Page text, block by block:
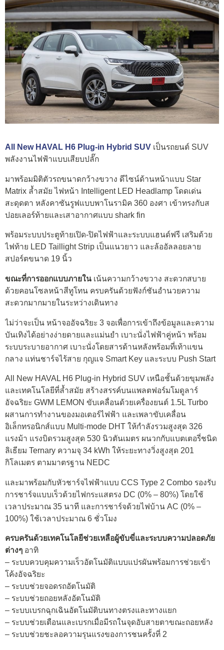
All New HAVAL H6 Plug-in Hybrid SUV เป็นรถยนต์ SUV
พลังงานไฟฟ้าแบบเสียบปลั๊ก
มาพร้อมมิติตัวรถขนาดกว้างขวาง ดีไซน์ด้านหน้าแบบ Star
Matrix ล้ำสมัย ไฟหน้า Intelligent LED Headlamp โดดเด่น
สะดุดตา หลังคาซันรูฟแบบพาโนรามิค 360 องศา เข้าทรงกับส
ปอยเลอร์ท้ายและเสาอากาศแบบ shark fin
พร้อมระบบประตูท้ายเปิด-ปิดไฟฟ้าและระบบแฮนด์ฟรี เสริมด้วย
ไฟท้าย LED Taillight Strip เป็นแนวยาว และล้ออัลลอยลาย
สปอร์ตขนาด 19 นิ้ว
ขณะที่การออกแบบภายใน เน้นความกว้างขวาง สะดวกสบาย
ด้วยคอนโซลหน้าสีทูโทน ครบครันด้วยฟังก์ชันอำนวยความ
สะดวกมากมายในระหว่างเดินทาง
ไม่ว่าจะเป็น หน้าจออัจฉริยะ 3 จอเพื่อการเข้าถึงข้อมูลและความ
บันเทิงได้อย่างง่ายดายและแม่นยำ เบาะนั่งไฟฟ้าคู่หน้า พร้อม
ระบบระบายอากาศ เบาะนั่งโดยสารด้านหลังพร้อมที่เท้าแขน
กลาง แท่นชาร์จไร้สาย กุญแจ Smart Key และระบบ Push Start
All New HAVAL H6 Plug-in Hybrid SUV เหนือชั้นด้วยขุมพลัง
และเทคโนโลยีที่ล้ำสมัย สร้างสรรค์บนแพลตฟอร์มโมดูลาร์
อัจฉริยะ GWM LEMON ขับเคลื่อนด้วยเครื่องยนต์ 1.5L Turbo
ผสานการทำงานของมอเตอร์ไฟฟ้า และเพลาขับเคลื่อน
อิเล็กทรอนิกส์แบบ Multi-mode DHT ให้กำลังรวมสูงสุด 326
แรงม้า แรงบิดรวมสูงสุด 530 นิวตันเมตร ผนวกกับแบตเตอรี่ชนิด
ลิเธียม Ternary ความจุ 34 kWh ให้ระยะทางวิ่งสูงสุด 201
กิโลเมตร ตามมาตรฐาน NEDC
และมาพร้อมกับหัวชาร์จไฟฟ้าแบบ CCS Type 2 Combo รองรับ
การชาร์จแบบเร็วด้วยไฟกระแสตรง DC (0% – 80%) โดยใช้
เวลาประมาณ 35 นาที และการชาร์จด้วยไฟบ้าน AC (0% –
100%) ใช้เวลาประมาณ 6 ชั่วโมง
ครบครันด้วยเทคโนโลยีช่วยเหลือผู้ขับขี่และระบบความปลอดภัย
ต่างๆ อาทิ
– ระบบควบคุมความเร็วอัตโนมัติแบบแปรผันพร้อมการช่วยเข้า
โค้งอัจฉริยะ
– ระบบช่วยจอดรถอัตโนมัติ
– ระบบช่วยถอยหลังอัตโนมัติ
– ระบบเบรกฉุกเฉินอัตโนมัติบนทางตรงและทางแยก
– ระบบช่วยเตือนและเบรกเมื่อมีรถในจุดอับสายตาขณะถอยหลัง
– ระบบช่วยชะลอความรุนแรงของการชนครั้งที่ 2